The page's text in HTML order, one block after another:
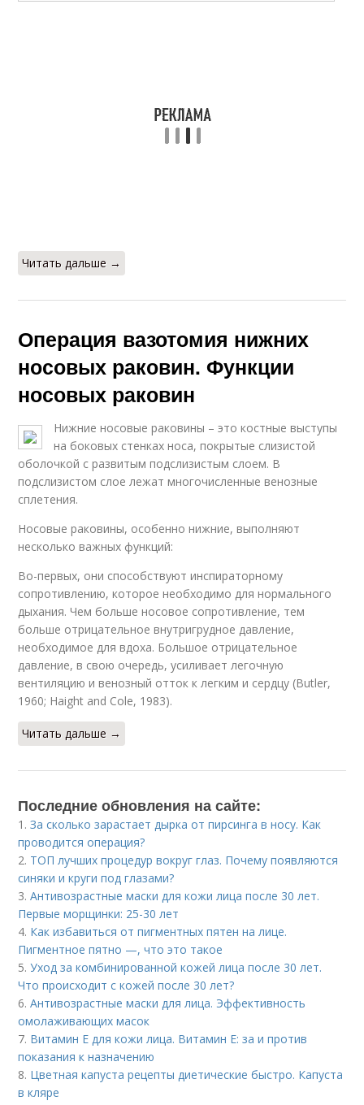
Читать дальше →
Операция вазотомия нижних
носовых раковин. Функции
носовых раковин
Нижние носовые раковины – это костные выступы
на боковых стенках носа, покрытые слизистой
оболочкой с развитым подслизистым слоем. В
подслизистом слое лежат многочисленные венозные
сплетения.
Носовые раковины, особенно нижние, выполняют
несколько важных функций:
Во-первых, они способствуют инспираторному
сопротивлению, которое необходимо для нормального
дыхания. Чем больше носовое сопротивление, тем
больше отрицательное внутригрудное давление,
необходимое для вдоха. Большое отрицательное
давление, в свою очередь, усиливает легочную
вентиляцию и венозный отток к легким и сердцу (Butler,
1960; Haight and Cole, 1983).
Читать дальше →
Последние обновления на сайте:
1.За сколько зарастает дырка от пирсинга в носу. Как
проводится операция?
2. ТОП лучших процедур вокруг глаз. Почему появляются
синяки и круги под глазами?
3.Антивозрастные маски для кожи лица после 30 лет.
Первые морщинки: 25-30 лет
4. Как избавиться от пигментных пятен на лице.
Пигментное пятно —, что это такое
5.Уход за комбинированной кожей лица после 30 лет.
Что происходит с кожей после 30 лет?
6.Антивозрастные маски для лица. Эффективность
омолаживающих масок
7. Витамин E для кожи лица. Витамин Е: за и против
показания к назначению
8. Цветная капуста рецепты диетические быстро. Капуста
в кляре